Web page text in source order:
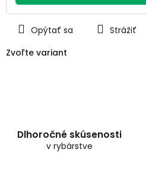
Zvoľte variant
Opýtať sa Strážiť
Dlhoročné skúsenosti
v rybárstve